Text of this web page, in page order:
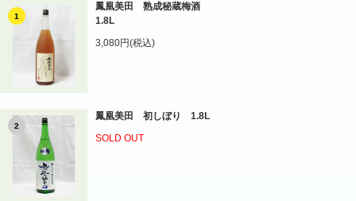
1
鳳凰美田 熟成秘蔵梅酒
1.8L
3,080円(税込)
2
鳳凰美田 初しぼり 1.8L
SOLD OUT